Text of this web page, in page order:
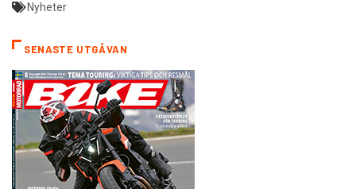
Nyheter
SENASTE UTGÅVAN